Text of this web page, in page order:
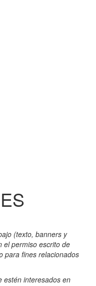
(texto, banners y
el permiso escrito de
para fines relacionados
estén interesados en